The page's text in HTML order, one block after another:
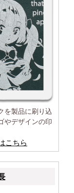
を製品に刷り込
やデザインの印
こちら